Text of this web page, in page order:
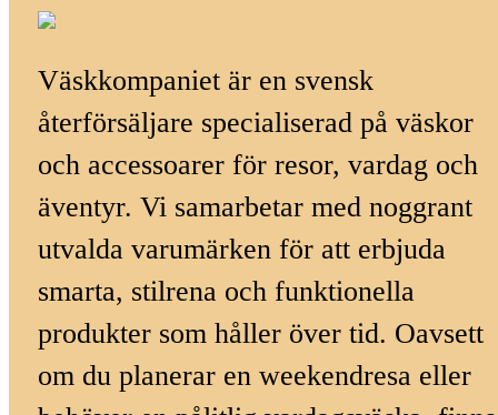
Väskkompaniet är en svensk
återförsäljare specialiserad på väskor
och accessoarer för resor, vardag och
äventyr. Vi samarbetar med noggrant
utvalda varumärken för att erbjuda
smarta, stilrena och funktionella
produkter som håller över tid. Oavsett
om du planerar en weekendresa eller